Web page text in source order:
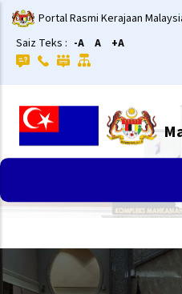
Langkau
ke
kandungan
utama
Portal Rasmi Kerajaan
Saiz Teks : -A A +A